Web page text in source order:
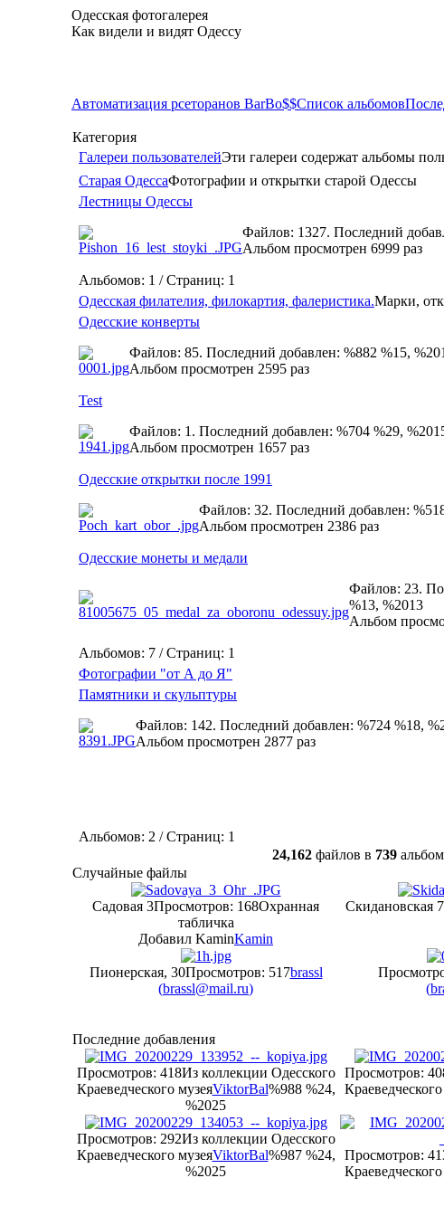
Одесская фотогалерея
Как видели и видят Одессу
Автоматизация рсеторанов BarBo$$Список альбомов
Категория
Галереи пользователейЭти галереи содержат альбомы
Старая ОдессаФотографии и открытки старой Одессы
Лестницы Одессы
Файлов: 1327. Последний
Альбом просмотрен 6999 раз
Альбомов: 1 / Страниц: 1
Одесская филателия, филокартия, фалеристика.Марки,
Одесские конверты
Файлов: 85. Последний добавлен: %882 %15,
Альбом просмотрен 2595 раз
Test
Файлов: 1. Последний добавлен: %704 %29,
Альбом просмотрен 1657 раз
Одесские открытки после 1991
Файлов: 32. Последний добавлен:
Альбом просмотрен 2386 раз
Одесские монеты и медали
Файлов: 23.
%13, %2013
Альбом
Альбомов: 7 / Страниц: 1
Фотографии "от А до Я"
Памятники и скульптуры
Файлов: 142. Последний добавлен: %724 %18,
Альбом просмотрен 2877 раз
Альбомов: 2 / Страниц: 1
24,162 файлов в 739
Случайные файлы
Садовая 3Просмотров: 168Охранная
табличка
Добавил KaminKamin
Скидановская
Пионерская, 30Просмотров: 517brassl
(brassl@mail.ru)
(
Последние добавления
Просмотров: 418Из коллекции Одесского
Краеведческого музеяViktorBal%988 %24,
%2025
Просмотров:
Просмотров: 292Из коллекции Одесского
Краеведческого музеяViktorBal%987 %24,
%2025
Просмотров: